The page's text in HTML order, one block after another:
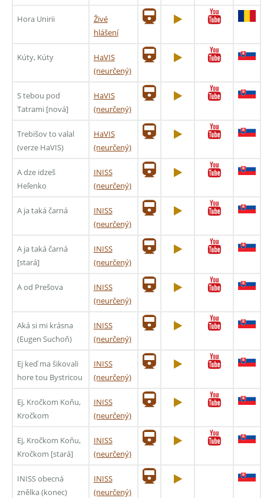
Hora Unirii
Živé
hlášení
Kúty, Kúty
HaVIS
(neurčený)
S tebou pod
Tatrami [nová]
HaVIS
(neurčený)
Trebišov to valal
(verze HaVIS)
HaVIS
(neurčený)
A dze idzeš
Heľenko
INISS
(neurčený)
A ja taká čarná
INISS
(neurčený)
A ja taká čarná
[stará]
INISS
(neurčený)
A od Prešova
INISS
(neurčený)
Aká si mi krásna
(Eugen Suchoň)
INISS
(neurčený)
Ej keď ma šikovali
hore tou Bystricou
INISS
(neurčený)
Ej, Kročkom Koňu,
Kročkom
INISS
(neurčený)
Ej, Kročkom Koňu,
Kročkom [stará]
INISS
(neurčený)
INISS obecná
znělka (konec)
INISS
(neurčený)